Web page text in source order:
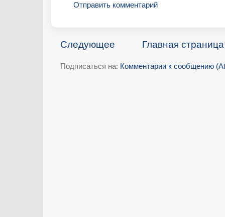
Отправить комментарий
Следующее Главная страница
Подписаться на: Комментарии к сообщению